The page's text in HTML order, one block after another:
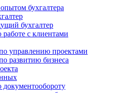
бухгалтера
бухгалтер
работе с клиентами
управлению проектами
развитию бизнеса
документообороту